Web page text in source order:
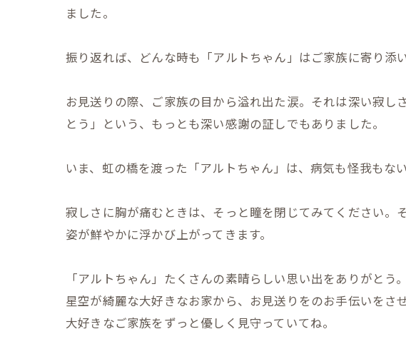
ました。
振り返れば、どんな時も「アルトちゃん」はご家族に寄り添
お見送りの際、ご家族の目から溢れ出た涙。それは深い寂
とう」という、もっとも深い感謝の証しでもありました。
いま、虹の橋を渡った「アルトちゃん」は、病気も怪我もな
寂しさに胸が痛むときは、そっと瞳を閉じてみてください
姿が鮮やかに浮かび上がってきます。
「アルトちゃん」たくさんの素晴らしい思い出をありがとう。
星空が綺麗な大好きなお家から、お見送りをのお手伝いをさ
大好きなご家族をずっと優しく見守っていてね。